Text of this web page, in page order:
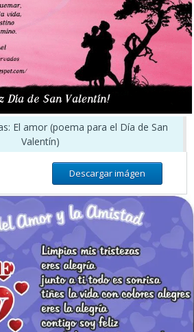
El amor (poema para el Día de San
Valentín)
Descargar imágen